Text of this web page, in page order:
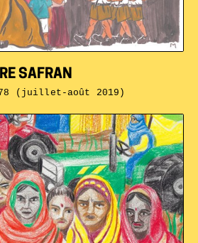
SAFRAN
(juillet-août 2019)